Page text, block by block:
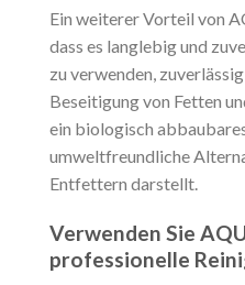
Ein weiterer Vorteil von
dass es langlebig und
zu verwenden,
Beseitigung von Fetten
ein biologisch
umweltfreundliche
Entfettern darstellt.
Verwenden Sie
professionelle